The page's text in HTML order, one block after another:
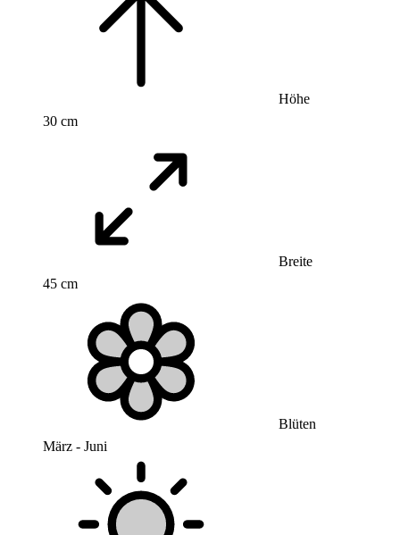
Höhe
30 cm
Breite
45 cm
Blüten
März - Juni